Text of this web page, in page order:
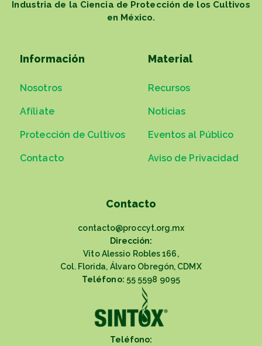
Industria de la Ciencia de Protección de los Cultivos
en México.
Información
Nosotros
Afíliate
Protección de Cultivos
Contacto
Material
Recursos
Noticias
Eventos al Público
Aviso de Privacidad
Contacto
contacto@proccyt.org.mx
Dirección:
Vito Alessio Robles 166,
Col. Florida, Álvaro Obregón, CDMX
Teléfono: 55 5598 9095
Teléfono: